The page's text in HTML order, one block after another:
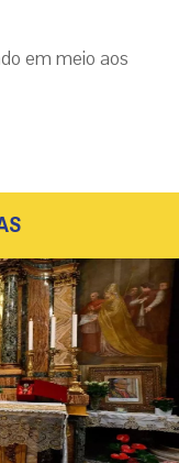
em meio aos